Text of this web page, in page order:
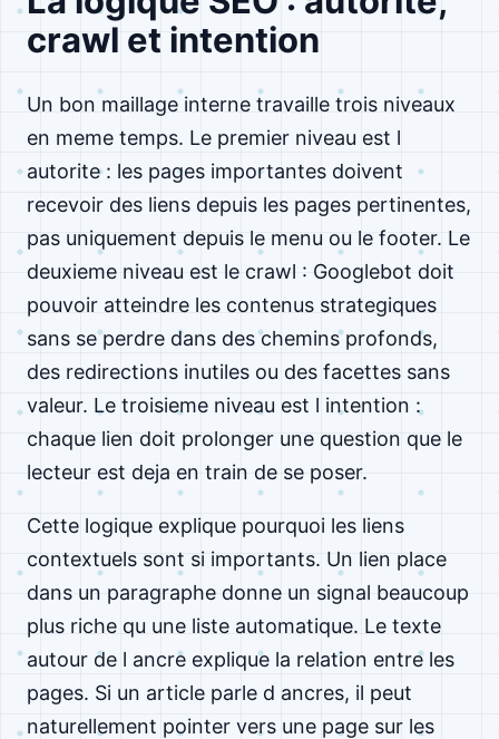
crawl et intention
Un bon maillage interne travaille trois niveaux
en meme temps. Le premier niveau est l
autorite : les pages importantes doivent
recevoir des liens depuis les pages pertinentes,
pas uniquement depuis le menu ou le footer. Le
deuxieme niveau est le crawl : Googlebot doit
pouvoir atteindre les contenus strategiques
sans se perdre dans des chemins profonds,
des redirections inutiles ou des facettes sans
valeur. Le troisieme niveau est l intention :
chaque lien doit prolonger une question que le
lecteur est deja en train de se poser.
Cette logique explique pourquoi les liens
contextuels sont si importants. Un lien place
dans un paragraphe donne un signal beaucoup
plus riche qu une liste automatique. Le texte
autour de l ancre explique la relation entre les
pages. Si un article parle d ancres, il peut
naturellement pointer vers une page sur les